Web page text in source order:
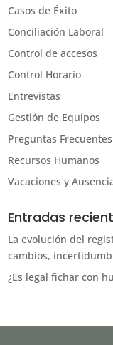
Casos de Éxito
Conciliación Laboral
Control de accesos
Control Horario
Entrevistas
Gestión de Equipos
Preguntas Frecuentes
Recursos Humanos
Vacaciones y
Entradas
La evolución del
cambios,
¿Es legal fichar con